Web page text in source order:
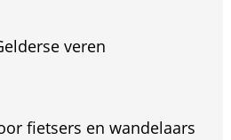
veren
fietsers en wandelaars